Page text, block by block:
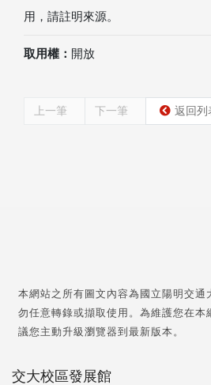
用，請註明來源。
取用權： 開放
上一筆 下一筆 返回列
本網站之所有圖文內容為國立陽明交通
勿任意轉錄或擷取使用。為維護您在本
議您主動升級瀏覽器到最新版本。
交大校區發展館